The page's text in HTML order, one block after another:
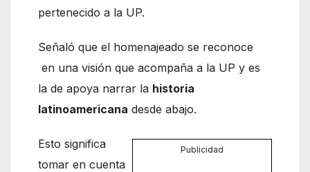
pertenecido a la UP.
Señaló que el homenajeado se reconoce
en una visión que acompaña a la UP y es
la de apoya narrar la historia
latinoamericana desde abajo.
Publicidad
Esto significa
tomar en cuenta